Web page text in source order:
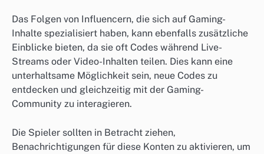
Das Folgen von Influencern, die sich auf Gaming-
Inhalte spezialisiert haben, kann ebenfalls zusätzliche
Einblicke bieten, da sie oft Codes während Live-
Streams oder Video-Inhalten teilen. Dies kann eine
unterhaltsame Möglichkeit sein, neue Codes zu
entdecken und gleichzeitig mit der Gaming-
Community zu interagieren.
Die Spieler sollten in Betracht ziehen,
Benachrichtigungen für diese Konten zu aktivieren, um